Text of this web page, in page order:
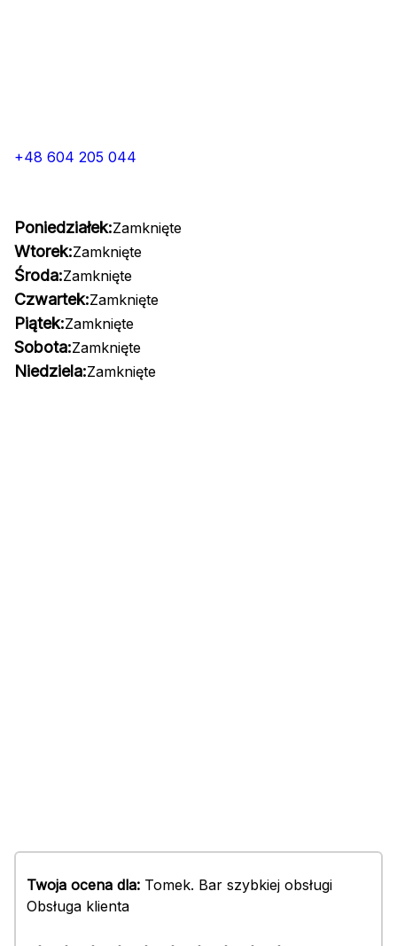
+48 604 205 044
Poniedziałek:Zamknięte
Wtorek:Zamknięte
Środa:Zamknięte
Czwartek:Zamknięte
Piątek:Zamknięte
Sobota:Zamknięte
Niedziela:Zamknięte
Twoja ocena dla: Tomek. Bar szybkiej obsługi
Obsługa klienta